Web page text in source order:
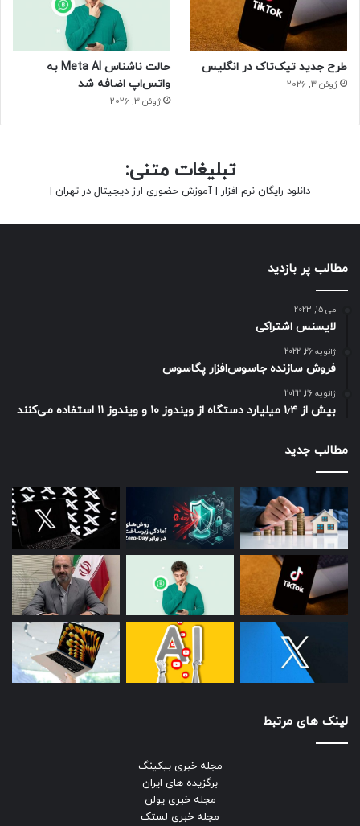
طرح جدید تیک‌تاک در انگلیس
ژوئن 3, 2026
حالت ناشناس Meta AI به
واتس‌اپ اضافه شد
ژوئن 3, 2026
تبلیغات متنی:
دانلود رایگان نرم افزار | آموزش حضوری ارز دیجیتال در تهران |
مطالب پر بازدید
می 15, 2023
لایسنس اشتراکی
ژانویه 26, 2022
فروش سازنده جاسوس‌افزار پگاسوس
ژانویه 26, 2022
بیش از ۱٫۴ میلیارد دستگاه از ویندوز ۱۰ و ویندوز ۱۱ استفاده می‌کنند
مطالب جدید
لینک های مرتبط
مجله خبری بیکینگ
برگزیده های ایران
مجله خبری یولن
مجله خبری لستک